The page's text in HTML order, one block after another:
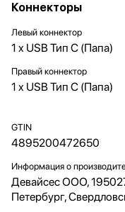
Коннекторы
Левый коннектор
1 x USB Тип C (Папа)
Правый коннектор
1 x USB Тип C (Папа)
GTIN
4895200472650
Информация о
Девайсес ООО,
Петербург,